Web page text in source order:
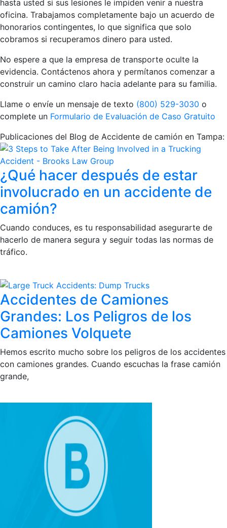
hasta usted si sus lesiones le impiden venir a nuestra
oficina. Trabajamos completamente bajo un acuerdo de
honorarios contingentes, lo que significa que solo
cobramos si recuperamos dinero para usted.
No espere a que la empresa de transporte oculte la
evidencia. Contáctenos ahora y permítanos comenzar a
construir un camino claro hacia adelante para su familia.
Llame o envíe un mensaje de texto (800) 529-3030 o
complete un Formulario de Evaluación de Caso Gratuito
Publicaciones del Blog de Accidente de camión en Tampa:
¿Qué hacer después de estar
involucrado en un accidente de
camión?
Cuando conduces, es tu responsabilidad asegurarte de
hacerlo de manera segura y seguir todas las normas de
tráfico.
Accidentes de Camiones
Grandes: Los Peligros de los
Camiones Volquete
Hemos escrito mucho sobre los peligros de los accidentes
con camiones grandes. Cuando escuchas la frase camión
grande,